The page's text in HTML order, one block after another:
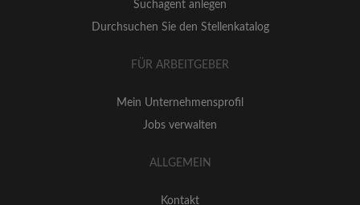
Suchagent anlegen
Durchsuchen Sie den Stellenkatalog
FÜR ARBEITGEBER
Mein Unternehmensprofil
Jobs verwalten
ALLGEMEIN
Kontakt